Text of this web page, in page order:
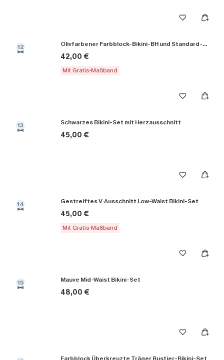
12 Olivfarbener Farbblock-Bikini-BH und Standard-Höschenset
42,00 €
Mit Gratis-Maßband
13 Schwarzes Bikini-Set mit Herzausschnitt
45,00 €
14 Gestreiftes V-Ausschnitt Low-Waist Bikini-Set
45,00 €
Mit Gratis-Maßband
15 Mauve Mid-Waist Bikini-Set
48,00 €
Farbblock Überkreuzte Träger Bustier-Bikini-Set